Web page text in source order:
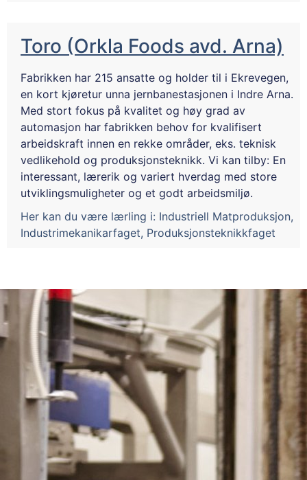
Toro (Orkla Foods avd. Arna)
Fabrikken har 215 ansatte og holder til i Ekrevegen,
en kort kjøretur unna jernbanestasjonen i Indre Arna.
Med stort fokus på kvalitet og høy grad av
automasjon har fabrikken behov for kvalifisert
arbeidskraft innen en rekke områder, eks. teknisk
vedlikehold og produksjonsteknikk. Vi kan tilby: En
interessant, lærerik og variert hverdag med store
utviklingsmuligheter og et godt arbeidsmiljø.
Her kan du være lærling i: Industriell Matproduksjon,
Industrimekanikarfaget, Produksjonsteknikkfaget